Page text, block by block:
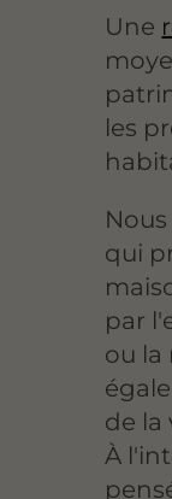
Une
les
qui
par
ou la
de la
À